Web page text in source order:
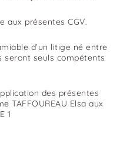
aux présentes CGV.
d’un litige né entre
seront seuls compétents
des présentes
TAFFOUREAU Elsa aux
1